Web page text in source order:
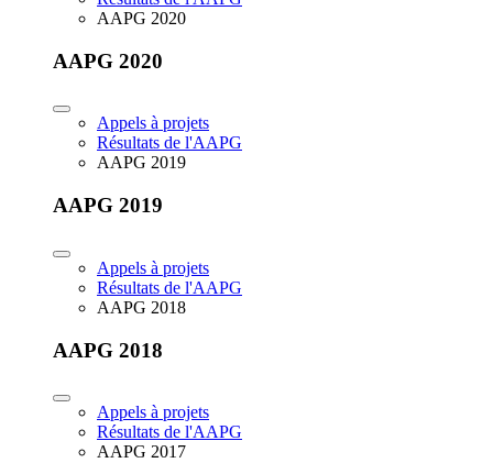
AAPG 2020
AAPG 2020
Appels à projets
Résultats de l'AAPG
AAPG 2019
AAPG 2019
Appels à projets
Résultats de l'AAPG
AAPG 2018
AAPG 2018
Appels à projets
Résultats de l'AAPG
AAPG 2017